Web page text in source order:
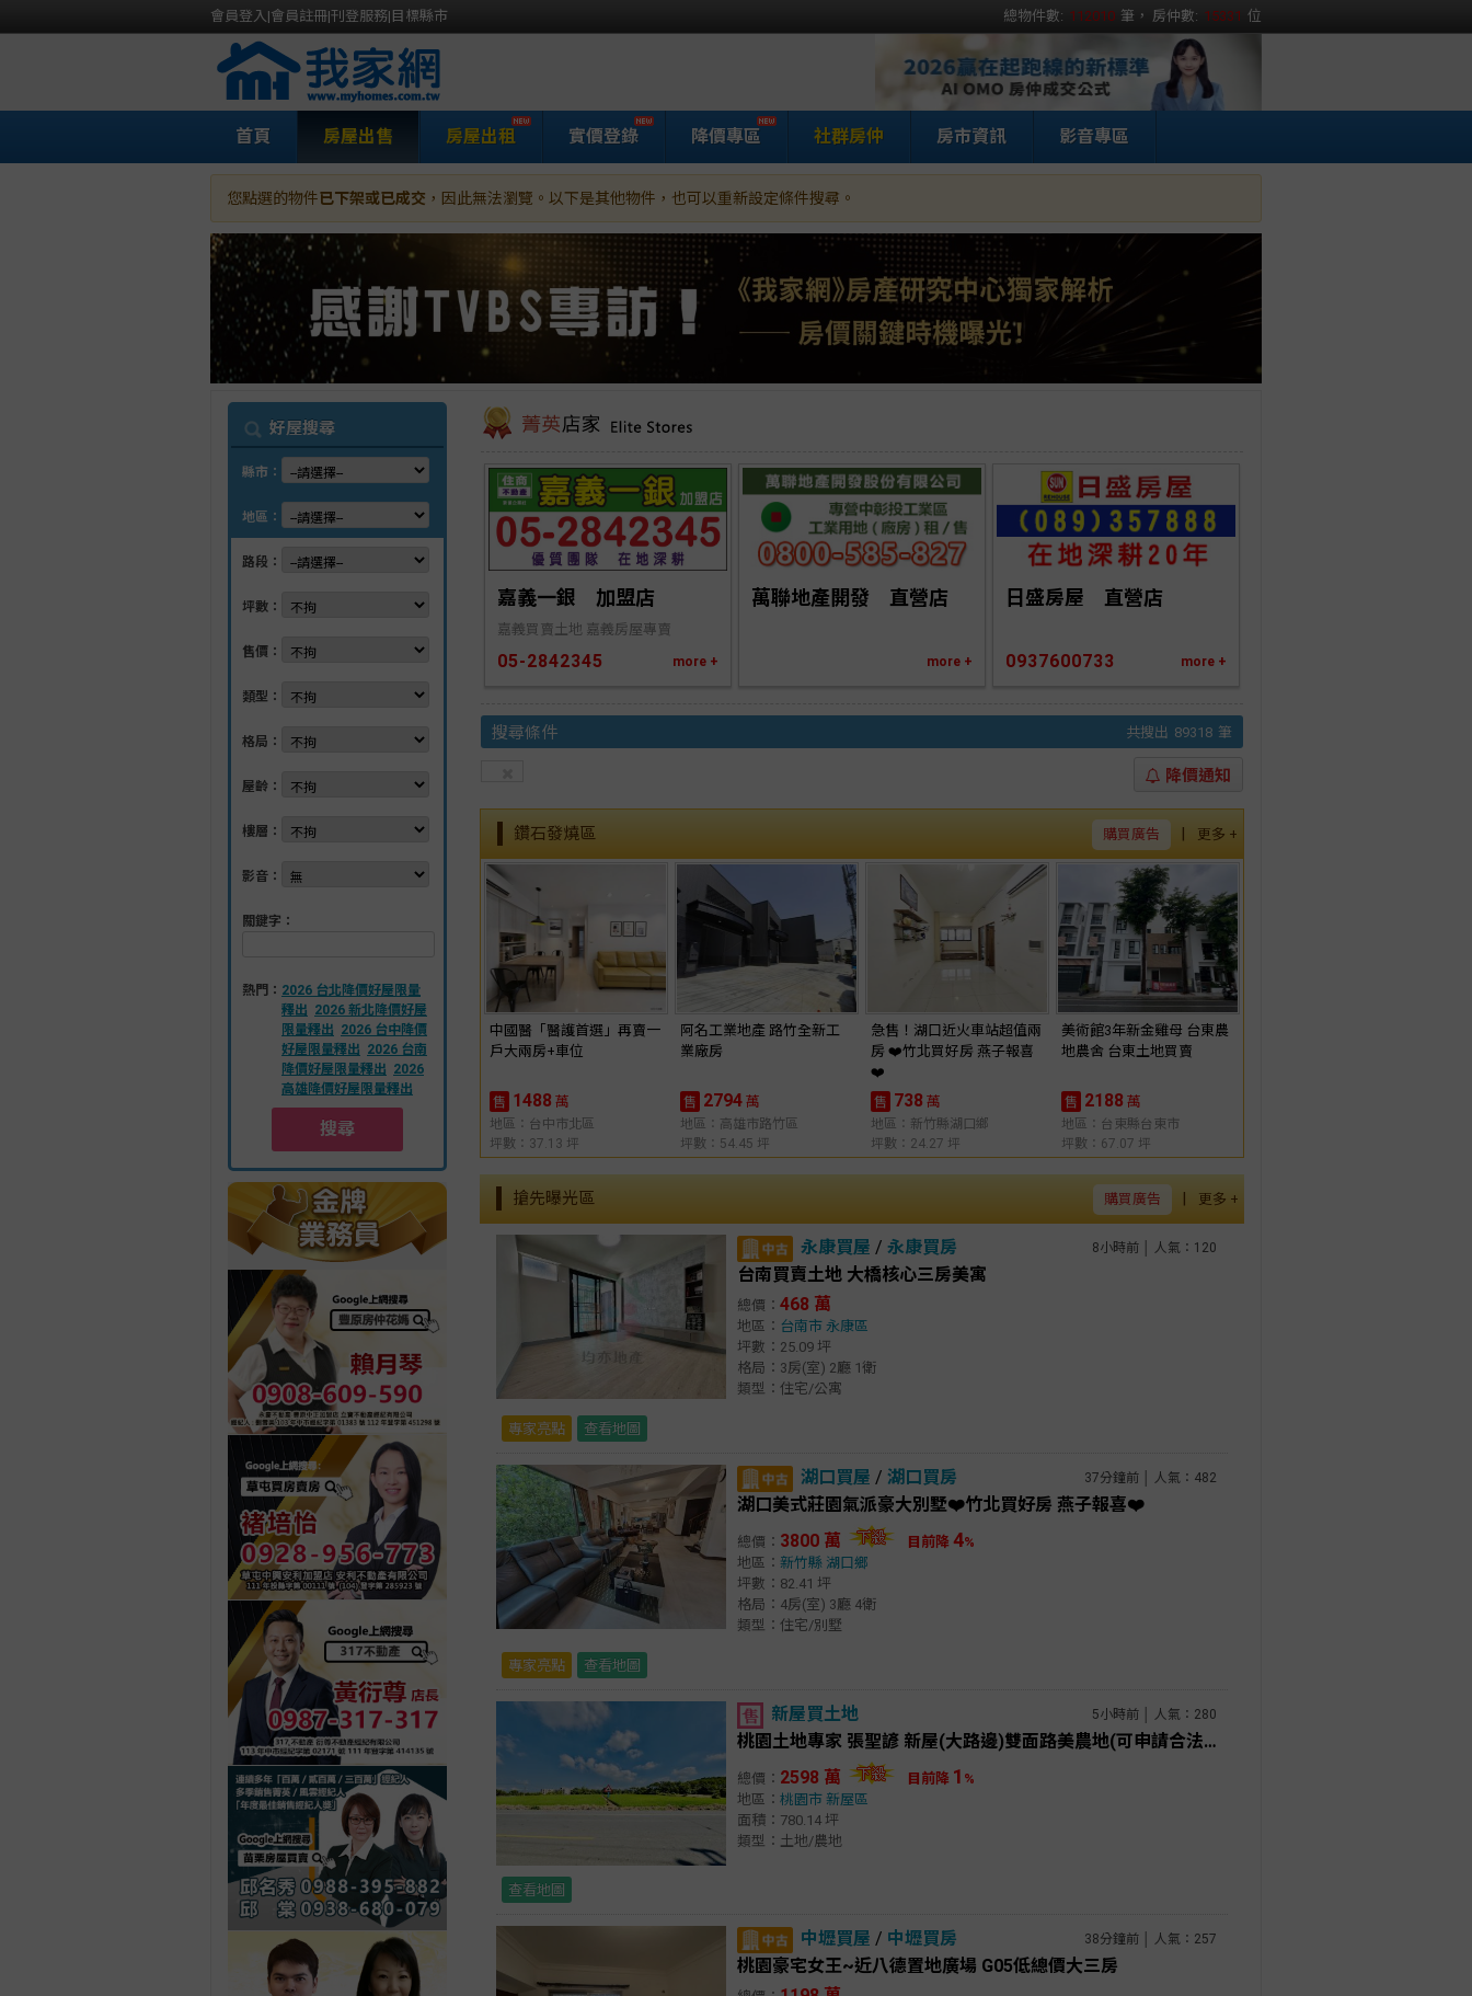
會員登入|會員註冊|刊登服務| 目標縣市 總物件數: 112010 筆， 房仲數: 15331 位
首頁 房屋出售 房屋出租 實價登錄 降價專區 社群房仲 房市資訊 影音專區
您點選的物件已下架或已成交 ，因此無法瀏覽。以下是其他物件，也可以重新設定條件搜尋。
好屋搜尋
縣市：
地區：
路段：
坪數：
售價：
類型：
格局：
屋齡：
樓層：
影音：
關鍵字：
熱門： 2026 台北降價好屋限量
釋出 2026 新北降價好屋
限量釋出 2026 台中降價
好屋限量釋出 2026 台南
降價好屋限量釋出 2026
高雄降價好屋限量釋出
搜尋
我家網房屋買賣
嘉義一銀　加盟店
嘉義買賣土地 嘉義房屋專賣
05-2842345 more +
萬聯地產開發　直營店
more +
日盛房屋　直營店
0937600733 more +
搜尋條件 共搜出 89318 筆
降價通知
鑽石發燒區 更多 +
|
購買廣告
中國醫「醫護首選」再賣一
戶大兩房+車位
售 1488 萬
地區：台中市北區
坪數：37.13 坪
阿名工業地產 路竹全新工
業廠房
售 2794 萬
地區：高雄市路竹區
坪數：54.45 坪
急售！湖口近火車站超值兩
房 ❤️竹北買好房 燕子報喜
❤️
售 738 萬
地區：新竹縣湖口鄉
坪數：24.27 坪
美術館3年新金雞母 台東農
地農舍 台東土地買賣
售 2188 萬
地區：台東縣台東市
坪數：67.07 坪
搶先曝光區 更多 +
|
購買廣告
永康買屋 / 永康買房 8小時前 │ 人氣：120
台南買賣土地 大橋核心三房美寓
總價： 468 萬
地區： 台南市 永康區
坪數：25.09 坪
格局：3房(室) 2廳 1衛
類型：住宅/公寓
專家亮點 查看地圖
湖口買屋 / 湖口買房 37分鐘前 │ 人氣：482
湖口美式莊園氣派豪大別墅❤️竹北買好房 燕子報喜❤️
總價： 3800 萬 目前降 4%
地區： 新竹縣 湖口鄉
坪數：82.41 坪
格局：4房(室) 3廳 4衛
類型：住宅/別墅
專家亮點 查看地圖
新屋買土地 5小時前 │ 人氣：280
桃園土地專家 張聖諺 新屋(大路邊)雙面路美農地(可申請合法設施農舍)
總價： 2598 萬 目前降 1 %
地區： 桃園市 新屋區
面積：780.14 坪
類型：土地/農地
查看地圖
中壢買屋 / 中壢買房 38分鐘前 │ 人氣：257
桃園豪宅女王~近八德置地廣場 G05低總價大三房